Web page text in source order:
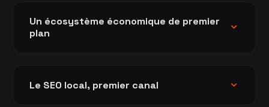
Un écosystème économique de premier
plan
expand_more
Le SEO local, premier canal expand_more